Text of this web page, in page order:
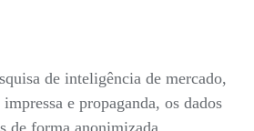
de inteligência de mercado,
e propaganda, os dados